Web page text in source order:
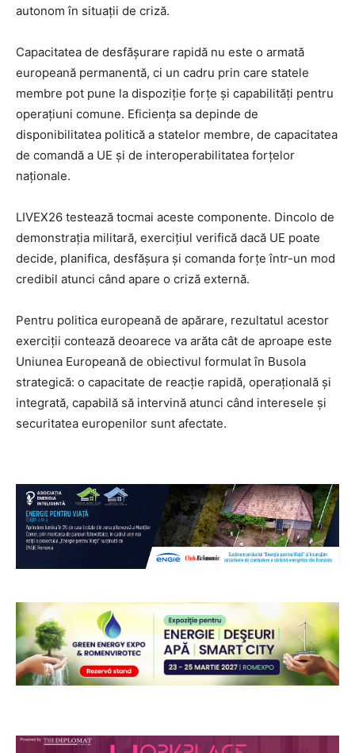
autonom în situații de criză.
Capacitatea de desfășurare rapidă nu este o armată
europeană permanentă, ci un cadru prin care statele
membre pot pune la dispoziție forțe și capabilități pentru
operațiuni comune. Eficiența sa depinde de
disponibilitatea politică a statelor membre, de capacitatea
de comandă a UE și de interoperabilitatea forțelor
naționale.
LIVEX26 testează tocmai aceste componente. Dincolo de
demonstrația militară, exercițiul verifică dacă UE poate
decide, planifica, desfășura și comanda forțe într-un mod
credibil atunci când apare o criză externă.
Pentru politica europeană de apărare, rezultatul acestor
exerciții contează deoarece va arăta cât de aproape este
Uniunea Europeană de obiectivul formulat în Busola
strategică: o capacitate de reacție rapidă, operațională și
integrată, capabilă să intervină atunci când interesele și
securitatea europenilor sunt afectate.